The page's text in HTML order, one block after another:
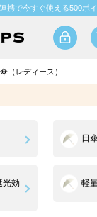
携で今すぐ使える500ポ
（レディース）
日
光効
軽